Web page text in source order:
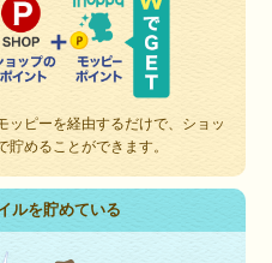
ッピーを経由するだけで、ショッ
めることができます。
ルを貯めている